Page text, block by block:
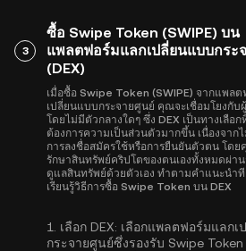
3
ซื้อ Swipe Token (SWIPE) บน
แพลตฟอร์มแลกเปลี่ยนแบบกระ
(DEX)
เมื่อซื้อ Swipe Token (SWIPE) จากแพล
เปลี่ยนแบบกระจายศูนย์ คุณจะเชื่อมโยงกับ
โดยไม่มีตัวกลางใดๆ ซึ่ง DEX เป็นทางเลือ
ต้องการความเป็นส่วนตัวมากขึ้น เนื่องจาก
การลงชื่อสมัครใช้หรือการยืนยันตัวตน โด
รักษาสินทรัพย์คริปโตของตนเองทั้งหมดผ่า
ดูแลสินทรัพย์ด้วยตัวเอง ทำตามคำแนะนำ
เรียนรู้วิธีการซื้อ Swipe Token บน DEX
1. เลือก DEX: เลือกแพลตฟอร์มแลกเ
กระจายศูนย์ซึ่งรองรับ Swipe Token